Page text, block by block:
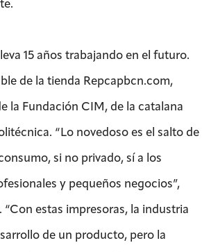
15 años trabajando en el futuro.
de la tienda Repcapbcn.com,
la Fundación CIM, de la catalana
“Lo novedoso es el salto de
si no privado, sí a los
y pequeños negocios”,
“Con estas impresoras, la industria
de un producto, pero la